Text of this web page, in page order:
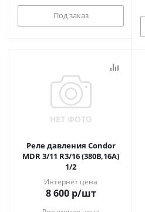
Под заказ
Реле давления Condor
MDR 3/11 R3/16 (380В,16А)
1/2
Интернет цена
8 600р/шт